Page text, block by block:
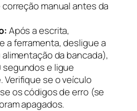
manual antes da
Após a escrita,
a ferramenta, desligue a
da bancada),
segundos e ligue
Verifique se o veículo
os códigos de erro (se
apagados.